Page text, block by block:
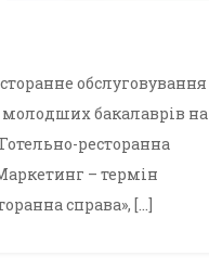
обслуговування
молодших бакалаврів на
ресторанна
– термін
справа», […]